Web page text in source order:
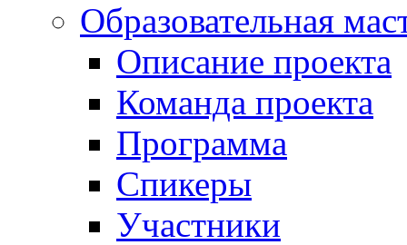
Образовательная
Описание проекта
Команда проекта
Программа
Спикеры
Участники